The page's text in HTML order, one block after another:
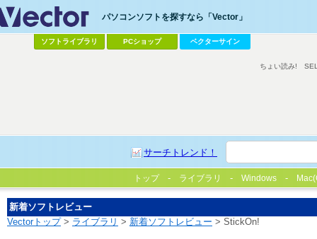
パソコンソフトを探すなら「Vector」
ソフトライブラリ PCショップ ベクターサイン
サーチトレンド！
ちょい読み!
トップ ライブラリ Windows
新着ソフトレビュー
Vectorトップ> ライブラリ > 新着ソフトレビュー > StickOn!